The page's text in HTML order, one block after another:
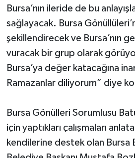
Bursa’nın ileride de bu
sağlayacak. Bursa
şekillendirecek ve Bursa’nın
vuracak bir grup olarak
Bursa’ya değer katacağına
Ramazanlar diliyorum” diye
Bursa Gönülleri Sorumlusu
için yaptıkları çalışmaları
kendilerine destek olan Bursa